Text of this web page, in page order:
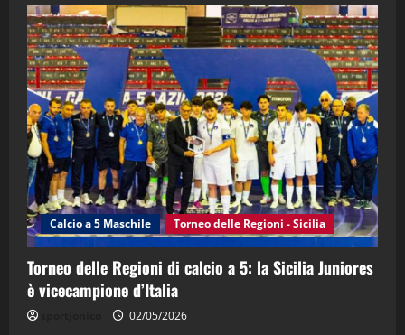
2
3
"SportEmpire" in Podcast
“SportEmpire” in Podcast: 28^ Puntata
(Martedi 21 Aprile 2026)
21/04/2026
4
"SportEmpire" in Podcast Sport News
“SportEmpire” in Podcast: 27^ Puntata
(Martedi 14 Aprile 2026)
15/04/2026
"SportEmpire" in Podcast
“SportEmpire” in Podcast: 26^ Puntata
Calcio a 5 Maschile Torneo delle Regioni - Sicilia
Torneo delle Regioni di calcio a 5: la Sicilia Juniores
è vicecampione d’Italia
02/05/2026